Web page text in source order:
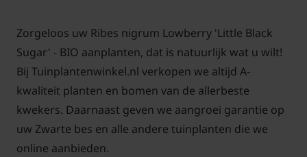
regelmatige bemesting met een organische
meststof belangrijk om de groei en vruchtproductie
te stimuleren. Zorg er ook voor dat de plant
voldoende water krijgt, vooral tijdens droge
perioden en in de groeifase.
Zorgeloos uw Ribes nigrum Lowberry 'Little Black
Sugar' - BIO aanplanten, dat is natuurlijk wat u wilt!
Bij Tuinplantenwinkel.nl verkopen we altijd A-
kwaliteit planten en bomen van de allerbeste
kwekers. Daarnaast geven we aangroei garantie op
uw Zwarte bes en alle andere tuinplanten die we
online aanbieden.